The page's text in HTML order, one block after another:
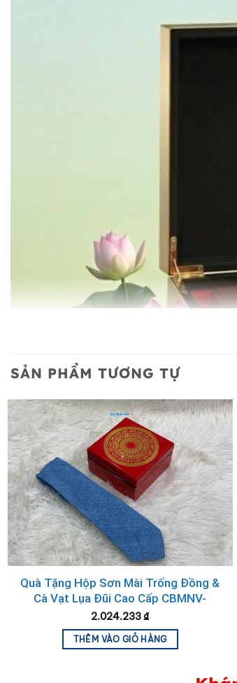
Bộ quà tặng cao cấp
Lấy cảm hứng từ hình ảnh hoa sen
tặng cao cấp cho các dịp đặc biệt.
Sự kết hợp giữa chất liệu truyền thống
SẢN PHẨM TƯƠNG TỰ
Quà Tặng Hộp Sơn Mài Trống Đồng &
Cà Vạt Lụa Đũi Cao Cấp CBMNV-
CRVNC1.1
2.024.233₫
THÊM VÀO GIỎ HÀNG